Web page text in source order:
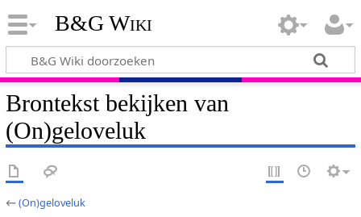
B&G Wiki
Brontekst bekijken van
(On)geloveluk
←(On)geloveluk